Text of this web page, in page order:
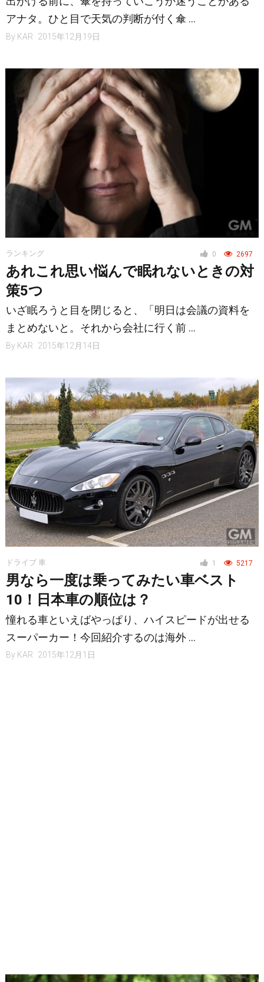
アナタ。ひと目で天気の判断が付く傘 …
By KAR 2015年12月19日
0 2697
ランキング
あれこれ思い悩んで眠れないときの対
策5つ
いざ眠ろうと目を閉じると、「明日は会議の資料を
まとめないと。それから会社に行く前 …
By KAR 2015年12月14日
1 5217
ドライブ 車
男なら一度は乗ってみたい車ベスト
10！日本車の順位は？
憧れる車といえばやっぱり、ハイスピードが出せる
スーパーカー！今回紹介するのは海外 …
By KAR 2015年12月1日